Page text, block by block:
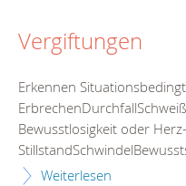
Vergiftungen
Erkennen
Bewusstlosigkeit oder
Weiterlesen